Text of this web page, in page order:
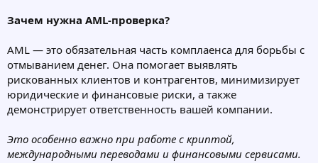
Зачем нужна AML-проверка?
AML — это обязательная часть комплаенса для борьбы с
отмыванием денег. Она помогает выявлять
рискованных клиентов и контрагентов, минимизирует
юридические и финансовые риски, а также
демонстрирует ответственность вашей компании.
Это особенно важно при работе с криптой,
международными переводами и финансовыми сервисами.